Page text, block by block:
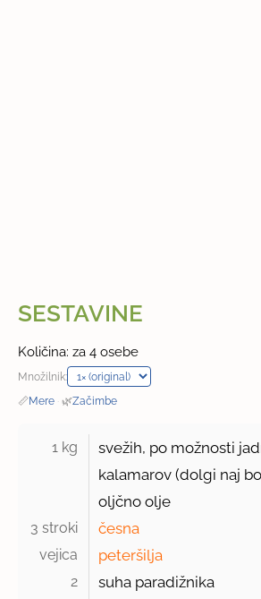
SESTAVINE
Količina: za 4 osebe
Množilnik:
📏Mere · 🌿Začimbe
1 kg
svežih, po možnosti
kalamarov (dolgi naj
oljčno olje
3 stroki česna
vejica peteršilja
2 suha paradižnika